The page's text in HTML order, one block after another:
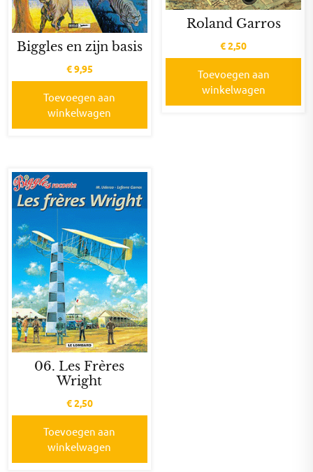
Biggles en zijn basis
€9,95
Toevoegen aan
winkelwagen
Roland Garros
€2,50
Toevoegen aan
winkelwagen
06. Les Frères
Wright
€2,50
Toevoegen aan
winkelwagen